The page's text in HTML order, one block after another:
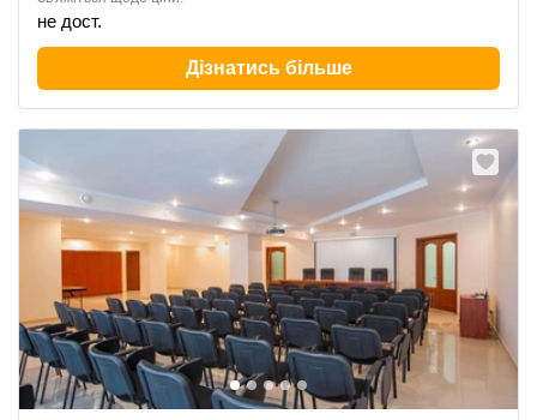
не дост.
Дізнатись більше